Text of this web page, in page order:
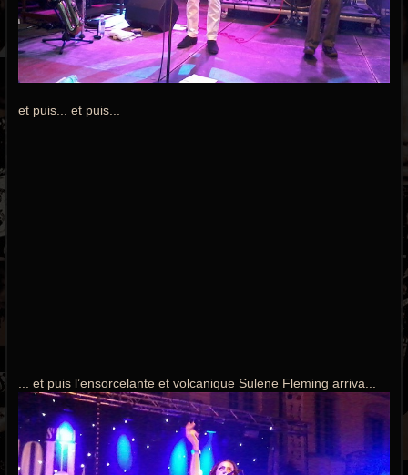
et puis... et puis...
... et puis l’ensorcelante et volcanique Sulene Fleming arriva...